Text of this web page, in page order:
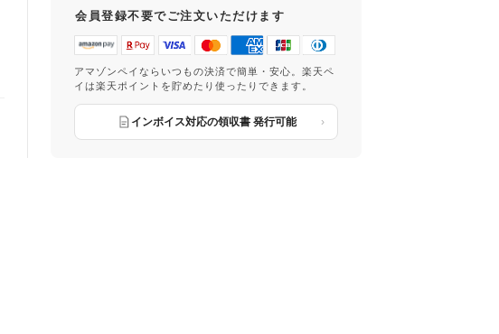
会員登録不要でご注文いただけます
アマゾンペイならいつもの決済で簡単・安心。楽天ペ
イは楽天ポイントを貯めたり使ったりできます。
インボイス対応の領収書 発行可能